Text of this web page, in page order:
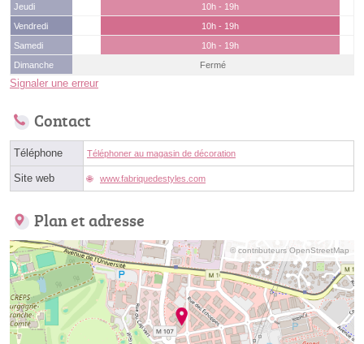
Jeudi
10h - 19h
Vendredi
10h - 19h
Samedi
10h - 19h
Dimanche
Fermé
Signaler une erreur
Contact
Téléphone Téléphoner au magasin de décoration
Site web www.fabriquedestyles.com
Plan et adresse
© contributeurs OpenStreetMap